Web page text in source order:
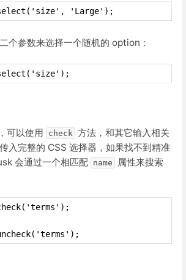
'Large');
个参数来选择一个随机的 option：
可以使用 check 方法，和其它输入相关
入完整的 CSS 选择器，如果找不到精准
会通过一个相匹配 name
属性来搜索